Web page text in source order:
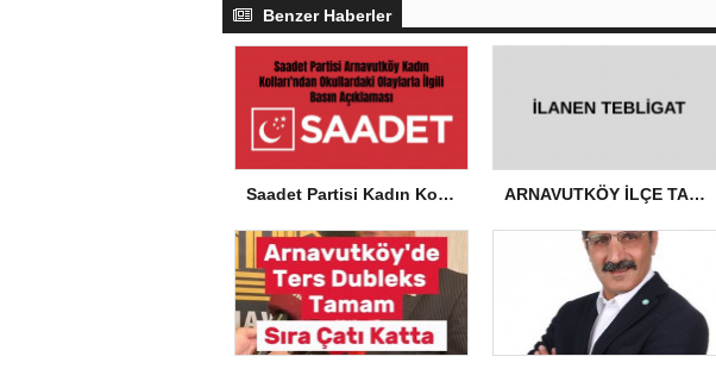
Benzer Haberler
Saadet Partisi Kadın Kolları’ndan Okullardaki Olaylarla İlgili Basın Açıklaması ARNAVUTKÖY İLÇE TARIM VE ORMAN MÜDÜRLÜĞÜ’NDEN İLANEN TEBLİGAT